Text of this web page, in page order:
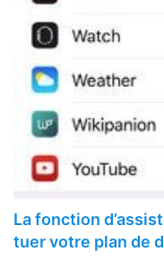
La fonction
tuer votre plan de